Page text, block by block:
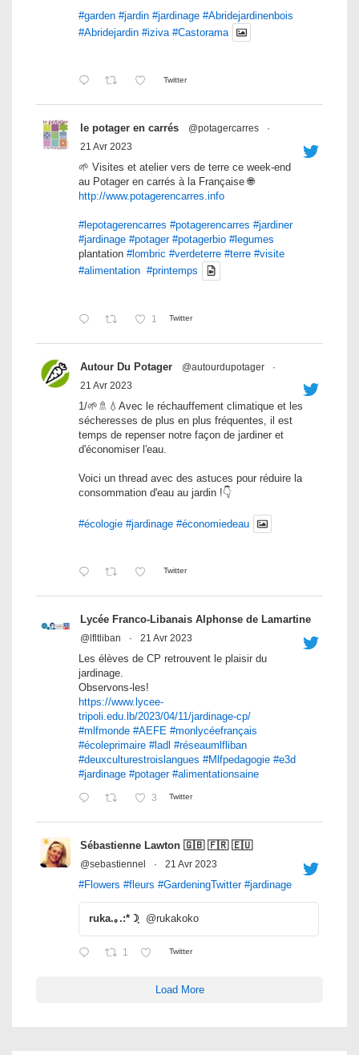
#garden #jardin #jardinage #Abridejardinenbois
#Abridejardin #iziva #Castorama
Twitter
le potager en carrés @potagercarres
·
21 Avr 2023
🌱 Visites et atelier vers de terre ce week-end
au Potager en carrés à la Française 🌐
http://www.potagerencarres.info
#lepotagerencarres #potagerencarres #jardiner
#jardinage #potager #potagerbio #legumes
plantation #lombric #verdeterre #terre #visite
#alimentation #printemps
1 Twitter
Autour Du Potager @autourdupotager
·
21 Avr 2023
1/🌱🚿💧Avec le réchauffement climatique et les
sécheresses de plus en plus fréquentes, il est
temps de repenser notre façon de jardiner et
d'économiser l'eau.
Voici un thread avec des astuces pour réduire la
consommation d'eau au jardin !👇
#écologie #jardinage #économiedeau
Twitter
Lycée Franco-Libanais Alphonse de Lamartine
@lfltliban · 21 Avr 2023
Les élèves de CP retrouvent le plaisir du
jardinage.
Observons-les!
https://www.lycee-
tripoli.edu.lb/2023/04/11/jardinage-cp/
#mlfmonde #AEFE #monlycéefrançais
#écoleprimaire #ladl #réseaumlfliban
#deuxculturestroislangues #Mlfpedagogie #e3d
#jardinage #potager #alimentationsaine
3 Twitter
Sébastienne Lawton 🇬🇧 🇫🇷 🇪🇺
@sebastiennel · 21 Avr 2023
#Flowers #fleurs #GardeningTwitter #jardinage
ruka.｡.:*☽ฺ @rukakoko
1 Twitter
Load More